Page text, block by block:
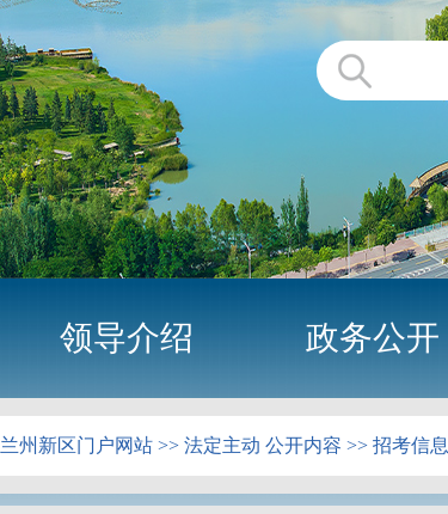
领导介绍 政务公开
兰州新区门户网站 >> 法定主动 公开内容 >> 招考信息